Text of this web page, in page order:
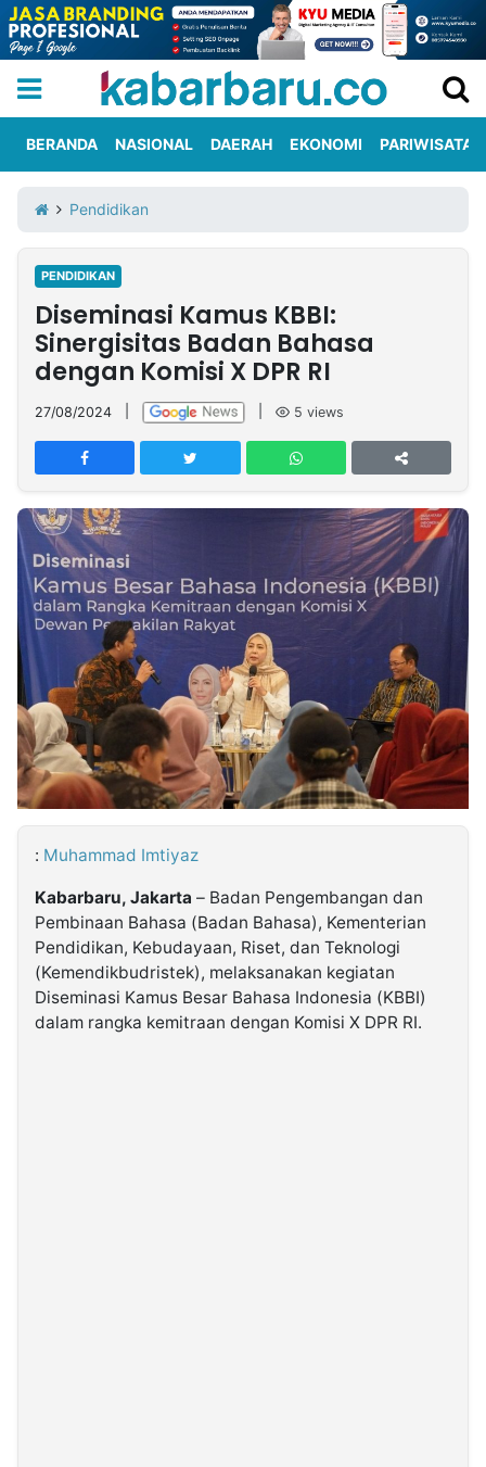
Iklan
Berita
Kami
Nasional
International
Olahraga
Entertainment
Daerah
Pariwisata
Kuliner
Kolom
Network
PT
TREETAN
INDONESIA
Partner
Insight
NTB
Suara
Time
Lens
IDN
Daily
Jogja
Jalan
Rakyat
Idealita
News
Kita
Notice
Dinamikapost.com
Radar
Baru
Seedbacklink
Follow
Kabarbaru
BERANDA NASIONAL DAERAH EKONOMI PARIWISATA
Pendidikan
PENDIDIKAN
Diseminasi Kamus KBBI:
Sinergisitas Badan Bahasa
dengan Komisi X DPR RI
27/08/2024 5 views
: Muhammad Imtiyaz
Kabarbaru, Jakarta – Badan Pengembangan dan
Pembinaan Bahasa (Badan Bahasa), Kementerian
Pendidikan, Kebudayaan, Riset, dan Teknologi
(Kemendikbudristek), melaksanakan kegiatan
Diseminasi Kamus Besar Bahasa Indonesia (KBBI)
dalam rangka kemitraan dengan Komisi X DPR RI.